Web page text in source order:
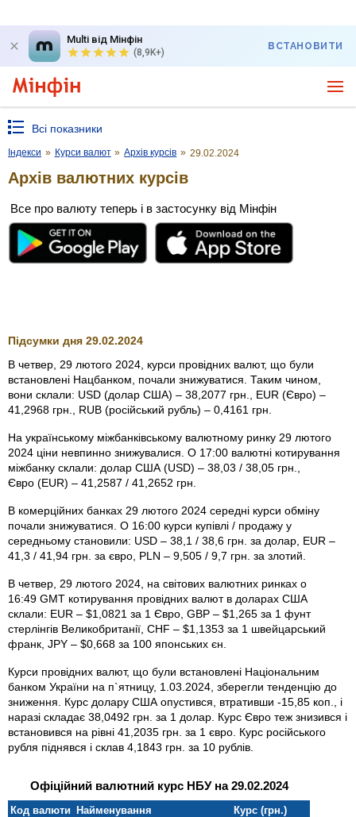
Multi від Мінфін
(8,9K+)
ВСТАНОВИТИ
Всі показники
Індекси » Курси валют » Архів курсів » 29.02.2024
Архів валютних курсів
Все про валюту теперь і в застосунку від Мінфін
Підсумки дня 29.02.2024
В четвер, 29 лютого 2024, курси провідних валют, що були
встановлені Нацбанком, почали знижуватися. Таким чином,
вони склали: USD (долар США) – 38,2077 грн., EUR (Євро) –
41,2968 грн., RUB (російський рубль) – 0,4161 грн.
На українському міжбанківському валютному ринку 29 лютого
2024 ціни невпинно знижувалися. О 17:00 валютні котирування
міжбанку склали: долар США (USD) – 38,03 / 38,05 грн.,
Євро (EUR) – 41,2587 / 41,2652 грн.
В комерційних банках 29 лютого 2024 середні курси обміну
почали знижуватися. О 16:00 курси купівлі / продажу у
середньому становили: USD – 38,1 / 38,6 грн. за долар, EUR –
41,3 / 41,94 грн. за євро, PLN – 9,505 / 9,7 грн. за злотий.
В четвер, 29 лютого 2024, на світових валютних ринках о
16:49 GMT котирування провідних валют в доларах США
склали: EUR – $1,0821 за 1 Євро, GBP – $1,265 за 1 фунт
стерлінгів Велико­британії, CHF – $1,1353 за 1 швейцарський
франк, JPY – $0,668 за 100 японських єн.
Курси провідних валют, що були встановлені Національним
банком України на п`ятницу, 1.03.2024, зберегли тенденцію до
зниження. Курс долару США опустився, втративши -15,85 коп., і
наразі складає 38,0492 грн. за 1 долар. Курс Євро теж знизився і
встановився на рівні 41,2035 грн. за 1 євро. Курс російського
рубля піднявся і склав 4,1843 грн. за 10 рублів.
Офіційний валютний курс НБУ на 29.02.2024
Код валюти Найменування
Курс (грн.)